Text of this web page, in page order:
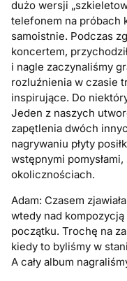
dużo wersji
telefonem na próbach
samoistnie. Podczas
koncertem,
i nagle zaczynaliśmy
rozluźnienia w czasie
inspirujące. Do
Jeden z naszych
zapętlenia dwóch
nagrywaniu płyty
wstępnymi
okolicznościach.
Adam: Czasem
wtedy nad
początku. Trochę na
kiedy to byliśmy w
A cały album